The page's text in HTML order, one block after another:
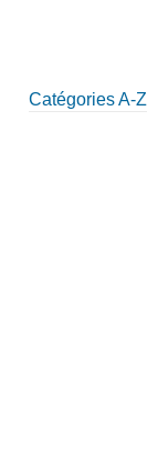
Catégories A-Z